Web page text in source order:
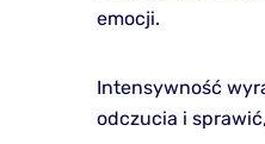
emocji.
Intensywność
odczucia i